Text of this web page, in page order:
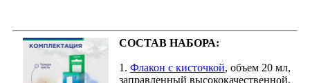
СОСТАВ НАБОРА:
1. Флакон с кисточкой, объем 20 мл,
заправленный высококачественной,